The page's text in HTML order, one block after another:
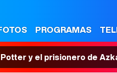
PROGRAMAS
y el prisionero de